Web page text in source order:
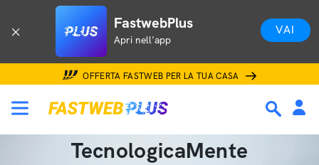
FastwebPlus
Apri nell'app
VAI
OFFERTA FASTWEB PER LA TUA CASA
TecnologicaMente